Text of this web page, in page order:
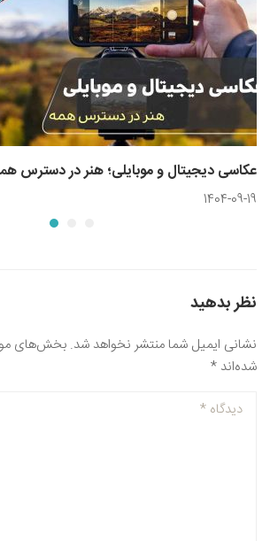
عکاسی دیجیتال و موبایلی؛ هنر در دسترس
1404-09-19
نظر بدهید
نشانی ایمیل شما منتشر نخواهد شد. بخش‌های
شده‌اند *